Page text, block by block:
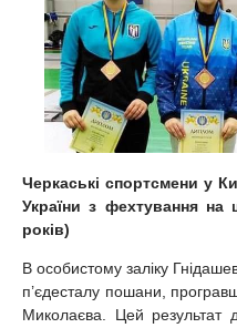
Черкаські спортсмени у
України з фехтування
років)
В особистому заліку
п’єдесталу пошани,
Миколаєва. Цей результат